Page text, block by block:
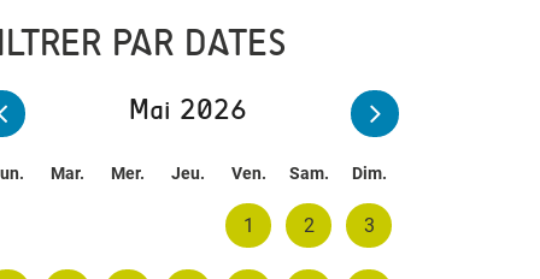
PAR DATES
Mai 2026
Mar. Mer. Jeu. Ven. Sam. Dim.
1 2 3